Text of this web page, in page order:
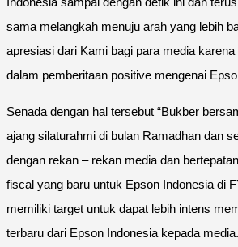
sama melangkah menuju arah yang lebih
apresiasi dari Kami bagi para media
dalam pemberitaan positive mengenai
Senada dengan hal tersebut “Bukber
ajang silaturahmi di bulan Ramadhan dan
dengan rekan – rekan media dan
fiscal yang baru untuk Epson Indonesia di
memiliki target untuk dapat lebih intens
terbaru dari Epson Indonesia kepada